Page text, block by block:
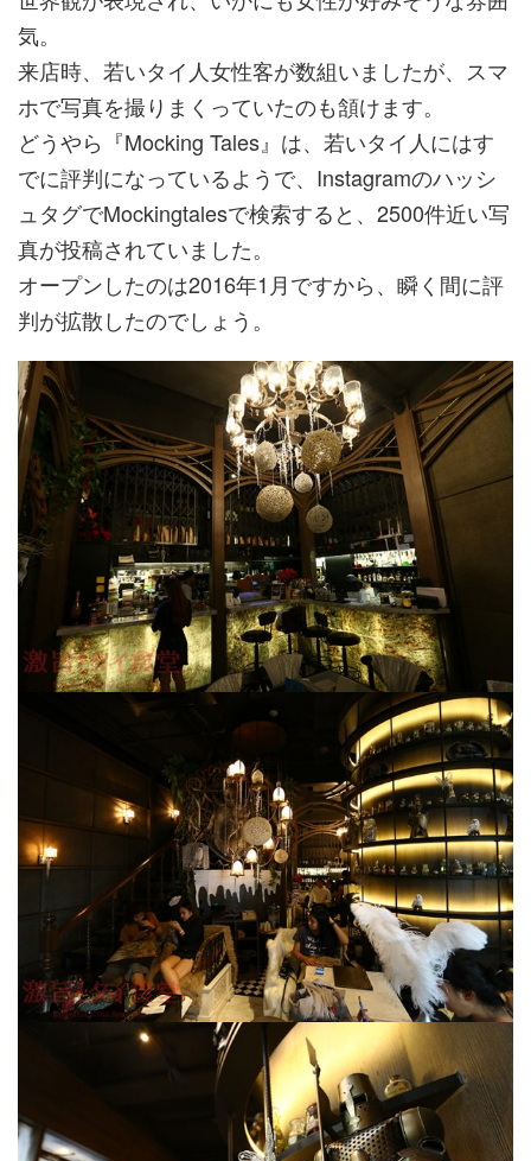
気。
来店時、若いタイ人女性客が数組いましたが、スマ
ホで写真を撮りまくっていたのも頷けます。
どうやら『Mocking Tales』は、若いタイ人にはす
でに評判になっているようで、Instagramのハッシ
ュタグでMockingtalesで検索すると、2500件近い写
真が投稿されていました。
オープンしたのは2016年1月ですから、瞬く間に評
判が拡散したのでしょう。